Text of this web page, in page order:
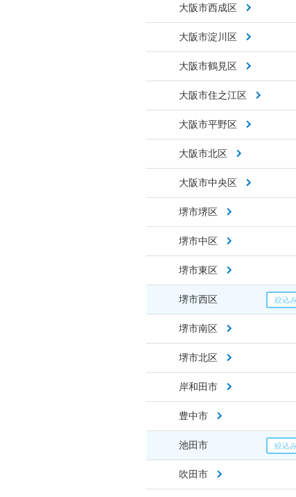
大阪市西成区
大阪市淀川区
大阪市鶴見区
大阪市住之江区
大阪市平野区
大阪市北区
大阪市中央区
堺市堺区
堺市中区
堺市東区
堺市西区
堺市南区
堺市北区
岸和田市
豊中市
池田市
吹田市